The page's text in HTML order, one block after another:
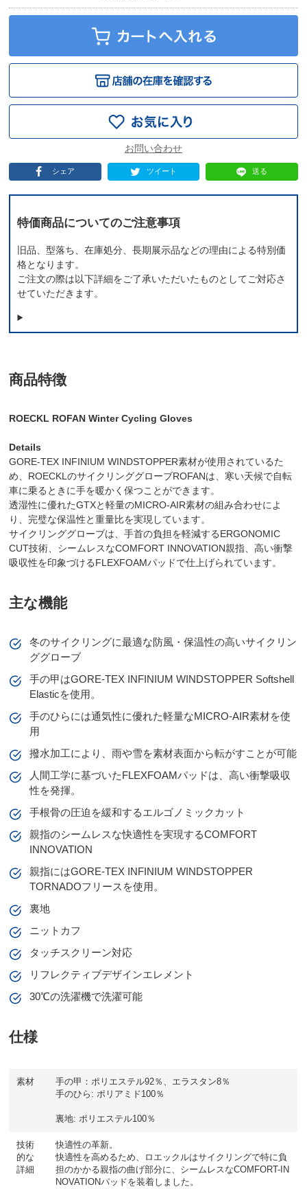
シェア ツイート 送る
特価商品についてのご注意事項
旧品、型落ち、在庫処分、長期展示品などの理由による特別価
格となります。
ご注文の際は以下詳細をご了承いただいたものとしてご対応さ
せていただきます。
商品特徴
ROECKL ROFAN Winter Cycling Gloves
Details
GORE-TEX INFINIUM WINDSTOPPER素材が使用されているた
め、ROECKLのサイクリンググローブROFANは、寒い天候で自転
車に乗るときに手を暖かく保つことができます。
透湿性に優れたGTXと軽量のMICRO-AIR素材の組み合わせによ
り、完璧な保温性と重量比を実現しています。
サイクリンググローブは、手首の負担を軽減するERGONOMIC
CUT技術、シームレスなCOMFORT INNOVATION親指、高い衝撃
吸収性を印象づけるFLEXFOAMパッドで仕上げられています。
主な機能
冬のサイクリングに最適な防風・保温性の高いサイクリン
ググローブ
手の甲はGORE-TEX INFINIUM WINDSTOPPER Softshell
Elasticを使用。
手のひらには通気性に優れた軽量なMICRO-AIR素材を使
用
撥水加工により、雨や雪を素材表面から転がすことが可能
人間工学に基づいたFLEXFOAMパッドは、高い衝撃吸収
性を発揮。
手根骨の圧迫を緩和するエルゴノミックカット
親指のシームレスな快適性を実現するCOMFORT
INNOVATION
親指にはGORE-TEX INFINIUM WINDSTOPPER
TORNADOフリースを使用。
裏地
ニットカフ
タッチスクリーン対応
リフレクティブデザインエレメント
30℃の洗濯機で洗濯可能
仕様
素材
手の甲：ポリエステル92％、エラスタン8％
手のひら: ポリアミド100％
裏地: ポリエステル100％
技術
的な
詳細
快適性の革新。
快適性を高めるため、ロエックルはサイクリングで特に負
担のかかる親指の曲げ部分に、シームレスなCOMFORT-IN
NOVATIONパッドを装着しました。